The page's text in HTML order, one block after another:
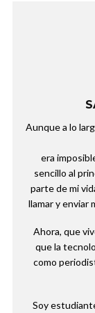
Aunque a lo
era
sencillo al
parte de mi
llamar y enviar
Ahora, que
que la
como
Soy